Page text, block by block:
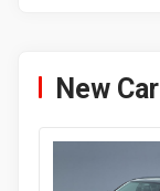
New Car